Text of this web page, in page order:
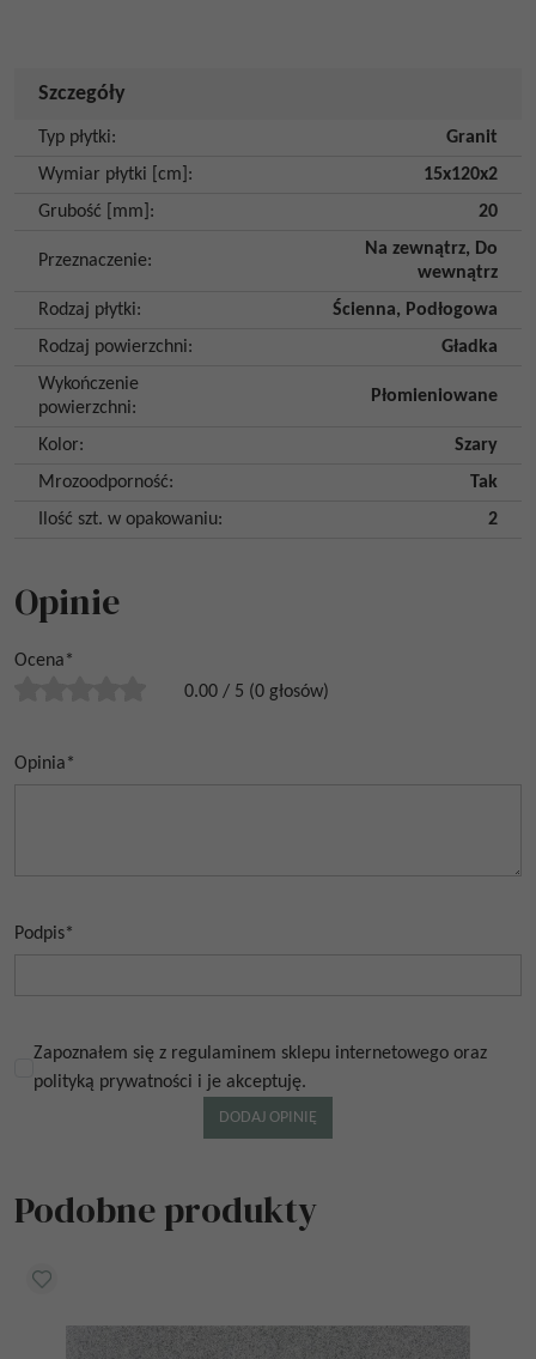
Szczegóły
Typ płytki:
Granit
Wymiar płytki [cm] :
15x120x2
Grubość [mm] : 20
Przeznaczenie:
Na zewnątrz, Do
wewnątrz
Rodzaj płytki: Ścienna, Podłogowa
Rodzaj powierzchni:
Gładka
Wykończenie
powierzchni:
Płomieniowane
Kolor:
Szary
Mrozoodporność:
Tak
Ilość szt. w opakowaniu: 2
Opinie
Ocena*
0.00 / 5 (0 głosów)
Opinia*
Podpis*
Zapoznałem się z regulaminem sklepu internetowego oraz
polityką prywatności i je akceptuję.
Podobne produkty